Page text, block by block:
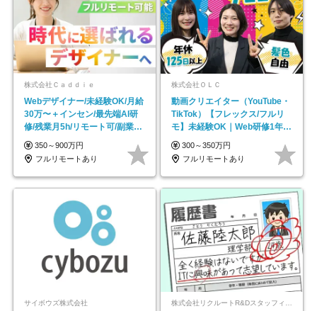
株式会社Ｃａｄｄｉｅ
Webデザイナー/未経験OK/月給
30万〜＋インセン/最先端AI研
修/残業月5h/リモート可/副業
OK
350～900万円
フルリモートあり
株式会社ＯＬＣ
動画クリエイター（YouTube・
TikTok）【フレックス/フルリ
モ】未経験OK｜Web研修1年間
｜副業OK
300～350万円
フルリモートあり
サイボウズ株式会社 株式会社リクルートR&Dスタッフィング【リクルートグループ】